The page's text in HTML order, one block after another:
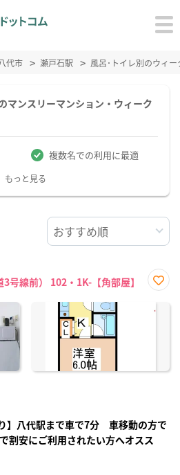
代市 瀬戸石駅 風呂･トイレ別のウィ
マンスリーマンション・ウィーク
複数名での利用に最適
もっと見る
号線前） 102・1K-【角部屋】
に入
り登
】八代駅まで車で7分 車移動の方で
安にご利用されたい方へオスス